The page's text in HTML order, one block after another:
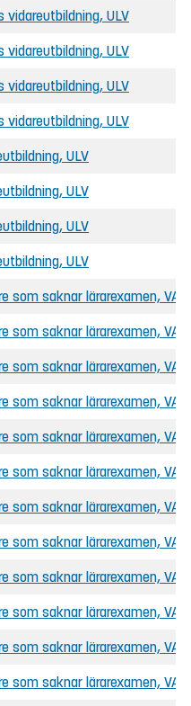
vidareutbildning, ULV
vidareutbildning, ULV
vidareutbildning, ULV
vidareutbildning, ULV
ULV
ULV
ULV
ULV
som saknar lärarexamen, VAL
som saknar lärarexamen, VAL
som saknar lärarexamen, VAL
som saknar lärarexamen, VAL
som saknar lärarexamen, VAL
som saknar lärarexamen, VAL
som saknar lärarexamen, VAL
som saknar lärarexamen, VAL
som saknar lärarexamen, VAL
som saknar lärarexamen, VAL
som saknar lärarexamen, VAL
som saknar lärarexamen, VAL